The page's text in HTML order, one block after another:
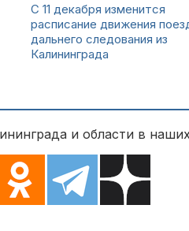
С 11 декабря изменится
расписание движения
дальнего следования из
Калининграда
и области в